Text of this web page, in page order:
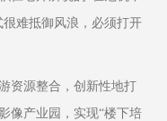
难抵御风浪，必须打开
资源整合，创新性地打
像产业园，实现“楼下培